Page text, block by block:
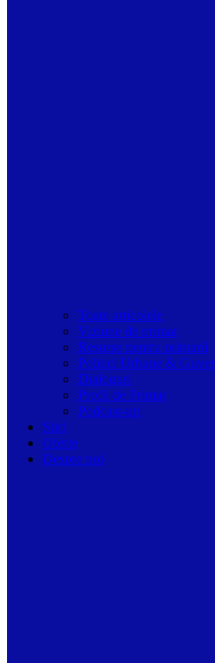
Toate articolele
Viziune de primar
Resurse pentru primarii
Politici Urbane &
Dialoguri
Profil de Primar
Podcast-uri
Stiri
Oferte
Despre noi